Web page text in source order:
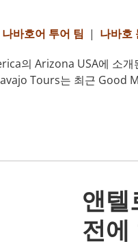
나바호어 투어 팀 | 나바호
의 Arizona USA에 소개
Tours는 최근 Good
앤텔
전에